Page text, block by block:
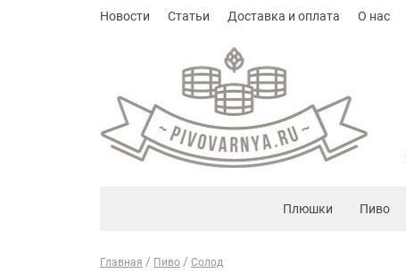
Новости Статьи Доставка и оплата О нас
Плюшки Пиво
Главная Пиво Солод